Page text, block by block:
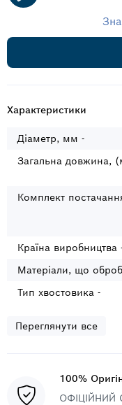
Характеристики
Діаметр, мм -
Загальна довжина,
Комплект
Країна виробництва
Матеріали, що
Тип хвостовика -
Переглянути все
100%
ОФІЦІЙНИЙ